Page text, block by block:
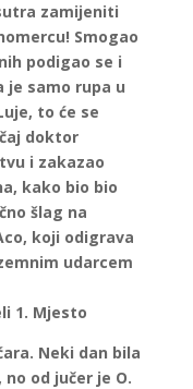
zamijeniti
Smogao
podigao se i
je samo rupa u
to će se
doktor
i zakazao
kako bio bio
šlag na
koji odigrava
udarcem
1. Mjesto
Neki dan bila
od jučer je O.